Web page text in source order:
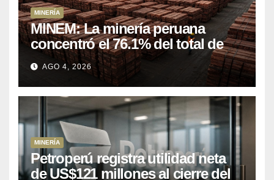
MINERÍA
MINEM: La minería peruana
concentró el 76.1% del total de
las exportaciones nacionales
entre enero y abril de 2026
AGO 4, 2026
MINERÍA
Petroperú registra utilidad neta
de US$121 millones al cierre del